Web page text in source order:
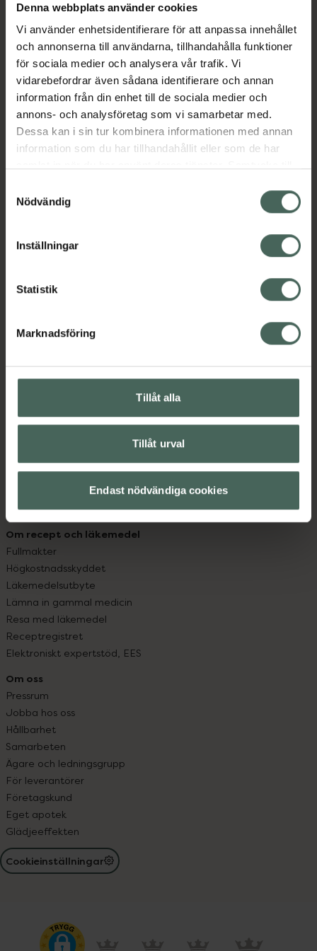
Denna webbplats använder cookies
Vi använder enhetsidentifierare för att anpassa innehållet
och annonserna till användarna, tillhandahålla funktioner
för sociala medier och analysera vår trafik. Vi
vidarebefordrar även sådana identifierare och annan
information från din enhet till de sociala medier och
annons- och analysföretag som vi samarbetar med.
Dessa kan i sin tur kombinera informationen med annan
information som du har tillhandahållit eller som de har
återkalla ditt samtycke via webbplatsens
cookieinställningar. Ett återkallat samtycke påverkar inte
lagligheten av behandling som skett innan återkallelsen.
Nödvändig
Inställningar
Statistik
Marknadsföring
Tillåt alla
Tillåt urval
Endast nödvändiga cookies
Aktuella erbjudanden
Beskrivning
EAN:05714372021871
Bipacksedel från FASS Visa
Kronans Apotek finns här för dig. Du hittar oss från Skåne i
datorn. Oavsett vem du är så är det vårt uppdrag att
hjälpa just dig att må lite bättre. Välkommen att prata
Handla tryggt
Leverans, betalning och retur
Sajtens tillgänglighet
Köpvillkor
Om recept och läkemedel
Fullmakter
Högkostnadsskyddet
Läkemedelsutbyte
Lämna in gammal medicin
Resa med läkemedel
Receptregistret
Elektroniskt expertstöd, EES
Om oss
Pressrum
Jobba hos oss
Hållbarhet
Samarbeten
Ägare och ledningsgrupp
För leverantörer
Företagskund
Eget apotek
Glädjeeffekten
Cookieinställningar